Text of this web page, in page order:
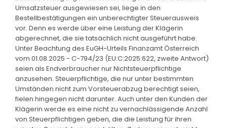
Umsatzsteuer ausgewiesen sei, liege in den
Bestellbestätigungen ein unberechtigter Steuerausweis
vor. Denn es werde über eine Leistung der Klägerin
abgerechnet, die sie tatsächlich nicht ausgeführt habe.
Unter Beachtung des EuGH-Urteils Finanzamt Österreich
vom 01.08.2025 - C-794/23 (EU:C:2025:622, zweite Antwort)
seien als Endverbraucher nur Nichtsteuerpflichtige
anzusehen. Steuerpflichtige, die nur unter bestimmten
Umständen nicht zum Vorsteuerabzug berechtigt seien,
fielen hingegen nicht darunter. Auch unter den Kunden der
Klägerin werde es eine nicht zu vernachlässigende Anzahl
von Steuerpflichtigen geben, die die Leistung für ihren